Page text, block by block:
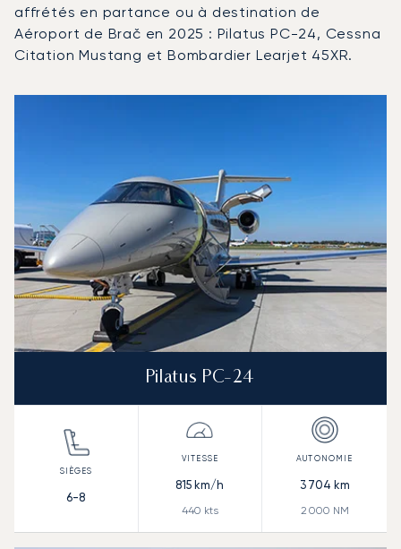
affrétés en partance ou à destination de
Aéroport de Brač en 2025 : Pilatus PC-24, Cessna
Citation Mustang et Bombardier Learjet 45XR.
Pilatus PC-24
6-8
815 km/h
440 kts
3 704 km
2 000 NM